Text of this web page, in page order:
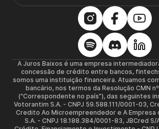
A Juros Baixos é uma empresa
concessão de crédito entre bancos,
somos uma instituição financeira. Atuamos
bancário, nos termos da Resolução CMN
(“Correspondente no país”), das seguintes
Votorantim S.A. - CNPJ 59.588.111/0001-03,
Credito Ao Microempreendedor e A Empresa
S.A. - CNPJ 18.188.384/0001-83, JBCred